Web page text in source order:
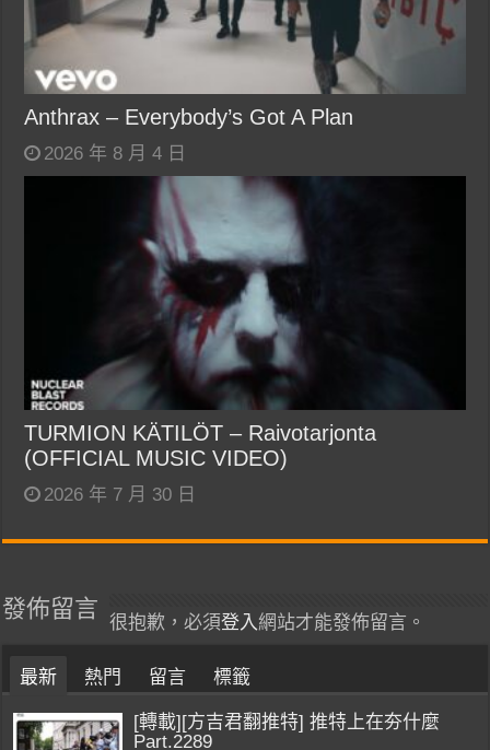
Anthrax – Everybody’s Got A Plan
2026 年 8 月 4 日
TURMION KÄTILÖT – Raivotarjonta
(OFFICIAL MUSIC VIDEO)
2026 年 7 月 30 日
發佈留言
很抱歉，必須登入網站才能發佈留言。
最新 熱門 留言 標籤
[轉載][方吉君翻推特] 推特上在夯什麼
Part.2289